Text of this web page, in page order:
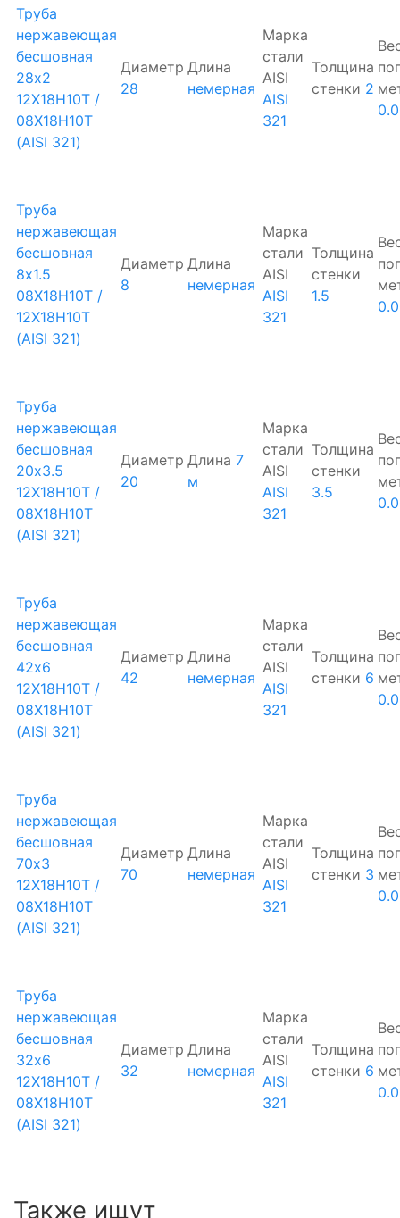
Труба
нержавеющая
бесшовная
28х2
12Х18Н10Т /
08Х18Н10Т
(AISI 321)
Диаметр
28
Длина
немерная
Марка
стали
AISI
AISI
321
Толщина
стенки 2
Труба
нержавеющая
бесшовная
8х1.5
08Х18Н10Т /
12Х18Н10Т
(AISI 321)
Диаметр
8
Длина
немерная
Марка
стали
AISI
AISI
321
Толщина
стенки
1.5
Труба
нержавеющая
бесшовная
20х3.5
12Х18Н10Т /
08Х18Н10Т
(AISI 321)
Диаметр
20
Длина 7
м
Марка
стали
AISI
AISI
321
Толщина
стенки
3.5
Труба
нержавеющая
бесшовная
42х6
12Х18Н10Т /
08Х18Н10Т
(AISI 321)
Диаметр
42
Длина
немерная
Марка
стали
AISI
AISI
321
Толщина
стенки 6
Труба
нержавеющая
бесшовная
70х3
12Х18Н10Т /
08Х18Н10Т
(AISI 321)
Диаметр
70
Длина
немерная
Марка
стали
AISI
AISI
321
Толщина
стенки 3
Труба
нержавеющая
бесшовная
32х6
12Х18Н10Т /
08Х18Н10Т
(AISI 321)
Диаметр
32
Длина
немерная
Марка
стали
AISI
AISI
321
Толщина
стенки 6
Также ищут